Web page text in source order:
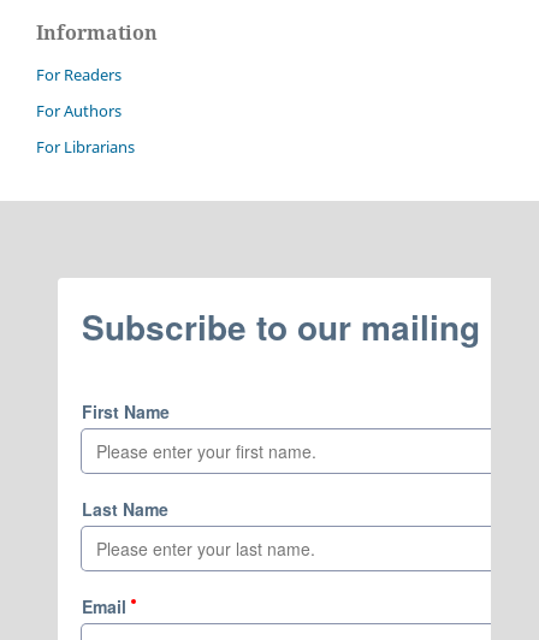
Information
For Readers
For Authors
For Librarians